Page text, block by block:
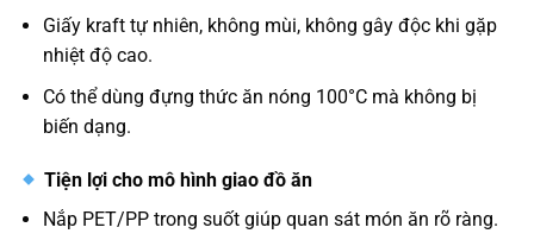
Giấy kraft tự nhiên, không mùi, không gây độc khi gặp
nhiệt độ cao.
Có thể dùng đựng thức ăn nóng 100°C mà không bị
biến dạng.
Tiện lợi cho mô hình giao đồ ăn
Nắp PET/PP trong suốt giúp quan sát món ăn rõ ràng.